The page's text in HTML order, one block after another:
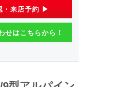
・来店予約 ▶
せはこちらから！